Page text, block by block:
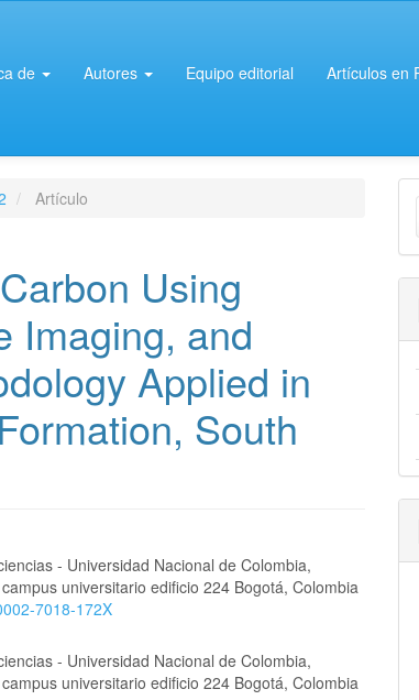
de Autores Equipo editorial Artículos en
Artículo
Using
Imaging, and
Applied in
South
- Universidad Nacional de Colombia,
universitario edificio 224 Bogotá, Colombia
7018-172X
- Universidad Nacional de Colombia,
universitario edificio 224 Bogotá, Colombia